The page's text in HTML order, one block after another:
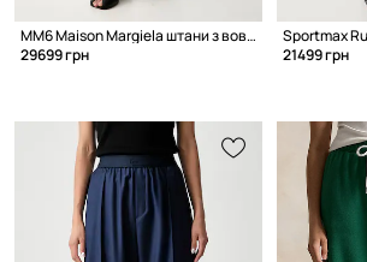
MM6 Maison Margiela штани з вовною жіночі
29699 грн
Sportmax
21499 грн